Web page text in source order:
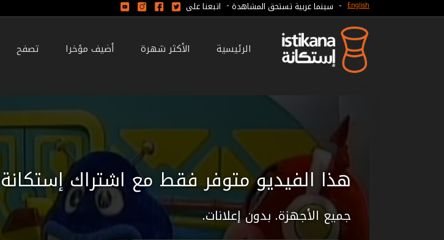
English
- سينما عربية تستحق المشاهدة - اتبعنا على
الرئيسية الأكثر شهرة أضيف مؤخرا تصفح
هذا الفيديو متوفر فقط مع اشتراك إستكانة
جميع الأجهزة. بدون إعلانات.